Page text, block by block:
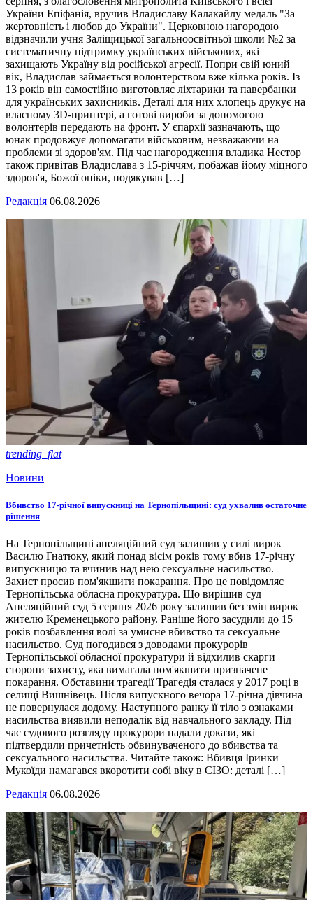
України Епіфанія, вручив Владиславу Калакайлу медаль "За
жертовність і любов до України". Церковною нагородою
відзначили учня Заліщицької загальноосвітньої школи №2 за
систематичну підтримку українських військових, які
захищають Україну від російської агресії. Попри свій юний
вік, Владислав займається волонтерством вже кілька років. Із
13 років він самостійно виготовляє ліхтарики та павербанки
для українських захисників. Деталі для них хлопець друкує на
власному 3D-принтері, а готові вироби за допомогою
волонтерів передають на фронт. У єпархії зазначають, що
юнак продовжує допомагати військовим, незважаючи на
проблеми зі здоров'ям. Під час нагородження владика Нестор
також привітав Владислава з 15-річчям, побажав йому міцного
здоров'я, Божої опіки, подякував […]
Редакція 06.08.2026
trending_flat
Новини
Вбивство 17-річної випускниці на Тернопільщині: суд ухвалив остаточне
рішення
На Тернопільщині апеляційний суд залишив у силі вирок
Василю Гнатюку, який понад вісім років тому вбив 17-річну
випускницю та вчинив над нею сексуальне насильство.
Захист просив пом'якшити покарання. Про це повідомляє
Тернопільська обласна прокуратура. Що вирішив суд
Апеляційний суд 5 серпня 2026 року залишив без змін вирок
жителю Кременецького району. Раніше його засудили до 15
років позбавлення волі за умисне вбивство та сексуальне
насильство. Суд погодився з доводами прокурорів
Тернопільської обласної прокуратури й відхилив скарги
сторони захисту, яка вимагала пом'якшити призначене
покарання. Обставини трагедії Трагедія сталася у 2017 році в
селищі Вишнівець. Після випускного вечора 17-річна дівчина
не повернулася додому. Наступного ранку її тіло з ознаками
насильства виявили неподалік від навчального закладу. Під
час судового розгляду прокурори надали докази, які
підтвердили причетність обвинуваченого до вбивства та
сексуального насильства. Читайте також: Вбивця Іринки
Мукоїди намагався вкоротити собі віку в СІЗО: деталі […]
Редакція 06.08.2026